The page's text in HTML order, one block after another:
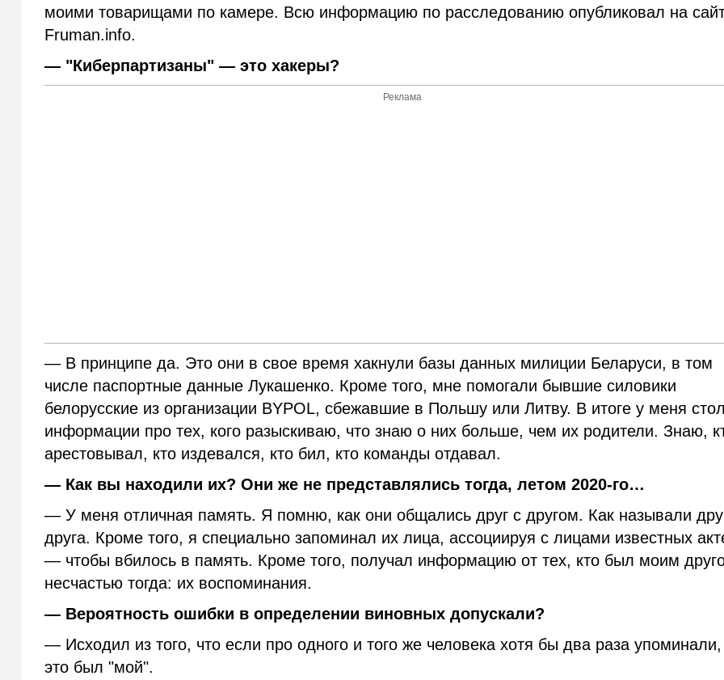
моими товарищами по камере. Всю информацию по расследованию опубликовал на
Fruman.info.
— "Киберпартизаны" — это хакеры?
Реклама
— В принципе да. Это они в свое время хакнули базы данных милиции Беларуси, в том
числе паспортные данные Лукашенко. Кроме того, мне помогали бывшие силовики
белорусские из организации BYPOL, сбежавшие в Польшу или Литву. В итоге у меня
информации про тех, кого разыскиваю, что знаю о них больше, чем их родители. Знаю,
арестовывал, кто издевался, кто бил, кто команды отдавал.
— Как вы находили их? Они же не представлялись тогда, летом 2020-го…
— У меня отличная память. Я помню, как они общались друг с другом. Как называли
друга. Кроме того, я специально запоминал их лица, ассоциируя с лицами известных
— чтобы вбилось в память. Кроме того, получал информацию от тех, кто был моим
несчастью тогда: их воспоминания.
— Вероятность ошибки в определении виновных допускали?
— Исходил из того, что если про одного и того же человека хотя бы два раза упоминали,
это был "мой".